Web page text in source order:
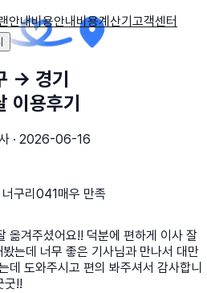
안내비용안내비용계산기고객센터
→ 경기
이용후기
· 2026-06-16
구리041매우 만족
옮겨주셨어요!! 덕분에 편하게 이사 잘
는데 너무 좋은 기사님과 만나서 대만
데 도와주시고 편의 봐주셔서 감사합니
굿!!